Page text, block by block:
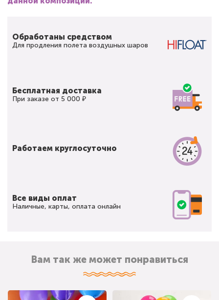
Обработаны средством
Для продления полета воздушных шаров
Бесплатная доставка
При заказе от 5 000 ₽
Работаем круглосуточно
Все виды оплат
Наличные, карты, оплата онлайн
Вам так же может понравиться